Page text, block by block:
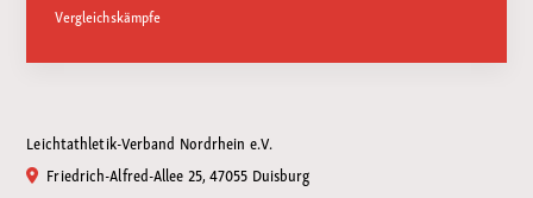
Vergleichskämpfe
Leichtathletik-Verband Nordrhein e.V.
Friedrich-Alfred-Allee 25, 47055 Duisburg